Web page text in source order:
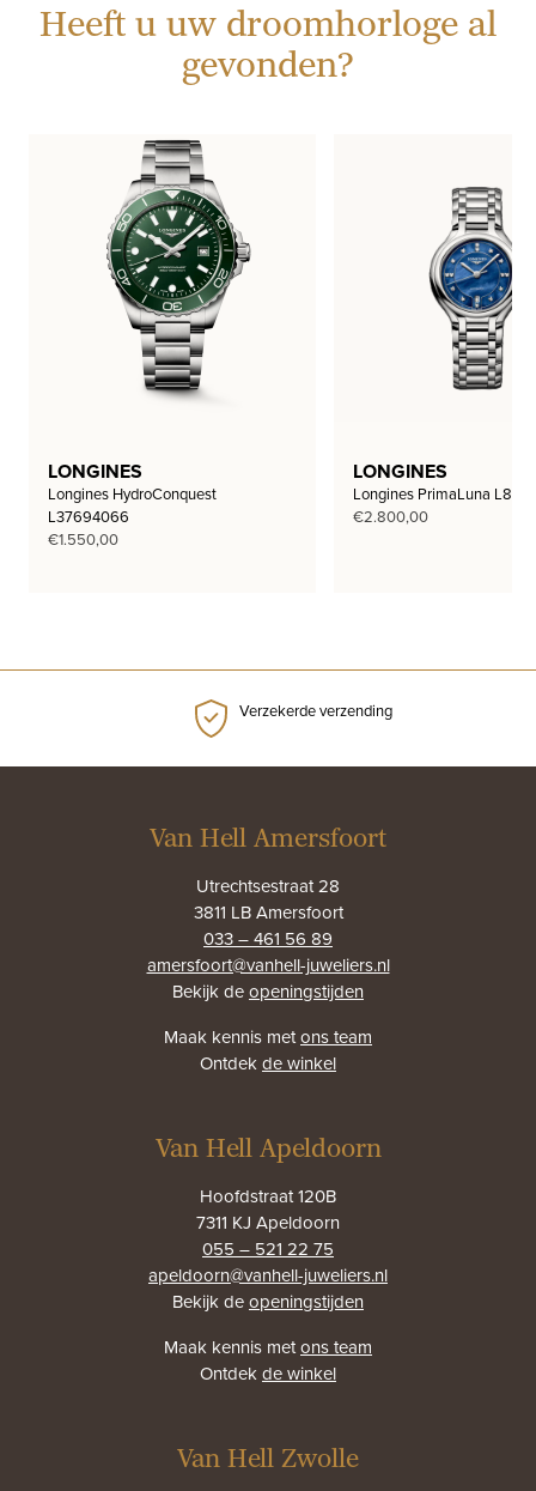
Heeft u uw droomhorloge al
gevonden?
LONGINES
Longines HydroConquest
L37694066
€1.550,00
LONGINES
Longines PrimaLuna
€2.800,00
Verzekerde verzending
Van Hell Amersfoort
Utrechtsestraat 28
3811 LB Amersfoort
033 – 461 56 89
amersfoort@vanhell-juweliers.nl
Bekijk deopeningstijden
Maak kennis metons team
Ontdekde winkel
Van Hell Apeldoorn
Hoofdstraat 120B
7311 KJ Apeldoorn
055 – 521 22 75
apeldoorn@vanhell-juweliers.nl
Bekijk deopeningstijden
Maak kennis metons team
Ontdekde winkel
Van Hell Zwolle